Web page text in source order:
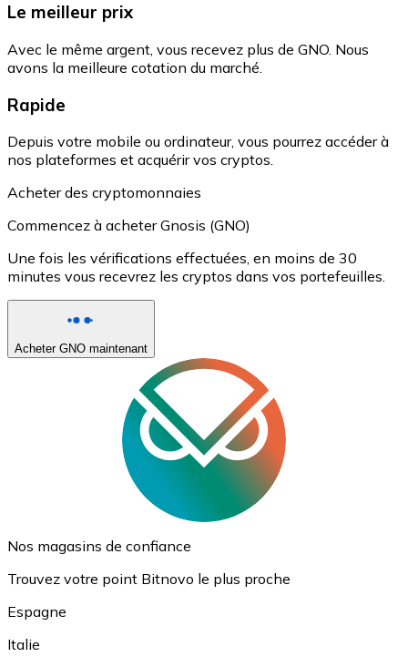
Le meilleur prix
Avec le même argent, vous recevez plus de GNO. Nous
avons la meilleure cotation du marché.
Rapide
Depuis votre mobile ou ordinateur, vous pourrez accéder à
nos plateformes et acquérir vos cryptos.
Acheter des cryptomonnaies
Commencez à acheter Gnosis (GNO)
Une fois les vérifications effectuées, en moins de 30
minutes vous recevrez les cryptos dans vos portefeuilles.
Acheter GNO maintenant
Nos magasins de confiance
Trouvez votre point Bitnovo le plus proche
Espagne
Italie